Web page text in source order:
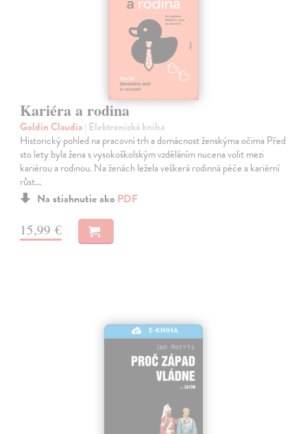
Kariéra a rodina
Goldin Claudia| Elektronická kniha
Historický pohled na pracovní trh a domácnost ženskýma očima Před
sto lety byla žena s vysokoškolským vzděláním nucena volit mezi
kariérou a rodinou. Na ženách ležela veškerá rodinná péče a kariérní
růst…
Na stiahnutie ako PDF
15,99 €
E-KNIHA